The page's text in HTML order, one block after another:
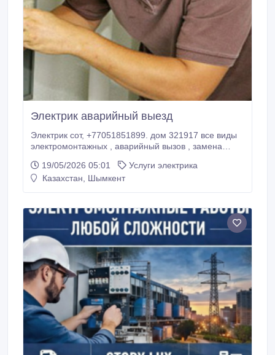
Электрик аварийный выезд
Электрик сот, +77051851899. дом 321917 все виды
электромонтажных , аварийный вызов , замена
демонтаж оборудования , навес люстр, бра,
электромонтаж под ключ домов и офисов.
19/05/2026 05:01
Услуги электрика
Казахстан, Шымкент